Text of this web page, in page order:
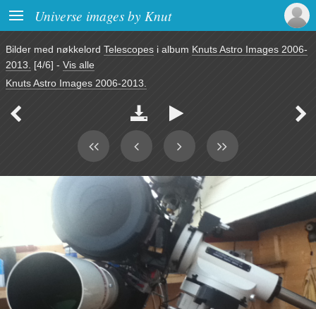
 Universe images by Knut
Bilder med nøkkelord Telescopes i album Knuts Astro Images 2006-
2013.
[4/6] - Vis alle
Knuts Astro Images 2006-2013.
   